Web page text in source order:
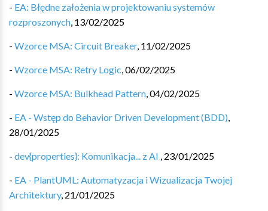
- EA: Błędne założenia w projektowaniu systemów
rozproszonych, 13/02/2025
- Wzorce MSA: Circuit Breaker, 11/02/2025
- Wzorce MSA: Retry Logic,06/02/2025
- Wzorce MSA: Bulkhead Pattern,04/02/2025
- EA - Wstęp do Behavior Driven Development (BDD),
28/01/2025
- dev{properties}: Komunikacja... z AI , 23/01/2025
- EA - PlantUML: Automatyzacja i Wizualizacja Twojej
Architektury, 21/01/2025